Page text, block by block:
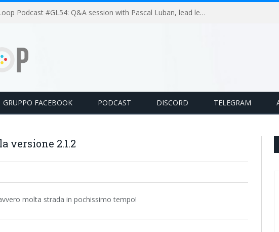
GameLoop Podcast #GL54: Q&A session with Pascal Luban, lead level designer on Splinter Cell multiplayer games
GRUPPO FACEBOOK PODCAST DISCORD TELEGRAM
versione 2.1.2
molta strada in pochissimo tempo!